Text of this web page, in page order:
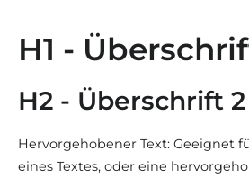
H1 -
H2 - Überschrift 2
Hervorgehobener Text: Geeignet
eines Textes, oder eine